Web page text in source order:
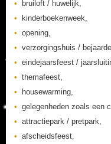
bruiloft / huwelijk,
kinderboekenweek,
opening,
verzorgingshuis /
eindejaarsfeest /
themafeest,
housewarming,
gelegenheden zoals een
attractiepark / pretpark,
afscheidsfeest,